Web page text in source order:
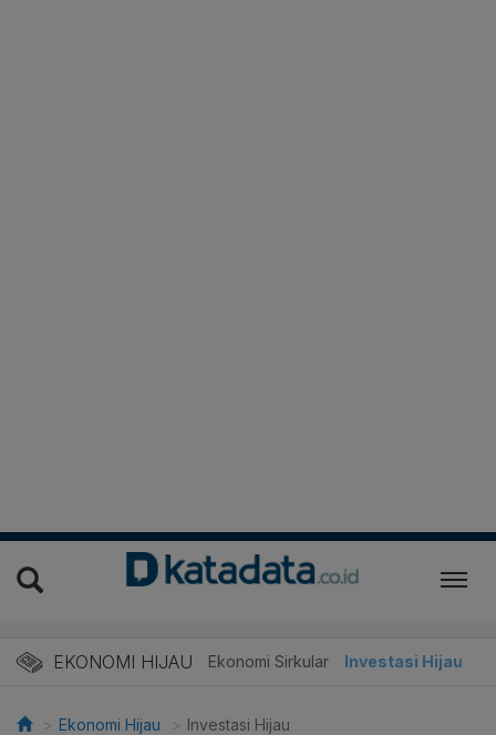
EKONOMI HIJAU
Energi Baru Ekonomi Sirkular Investasi Hijau
Ekonomi Hijau Investasi Hijau